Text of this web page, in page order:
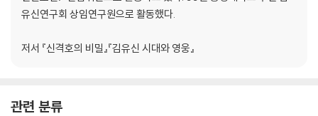
유신연구회 상임연구원으로 활동했다.
저서 『신격호의 비밀』『김유신 시대와 영웅』
관련 분류